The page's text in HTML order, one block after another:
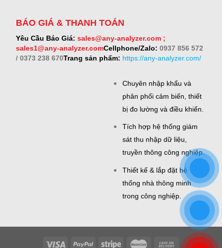
BÁO GIÁ & THANH TOÁN
Yêu Cầu Báo Giá: sales@any-analyzer.com ;
sales1@any-analyzer.comCellphone/Zalo: 0937 856 572
/ 0373 238 670Trang sản phẩm: https://any-analyzer.com/
Chuyên nhập khẩu và
phân phối cảm biến, thiết
bị đo lường và điều khiển.
Tích hợp hệ thống giám
sát thu nhập dữ liệu,
truyền thông công nghiệp.
Thiết kế & lắp đặt hệ
thống nhà thông minh
trong công nghiệp.